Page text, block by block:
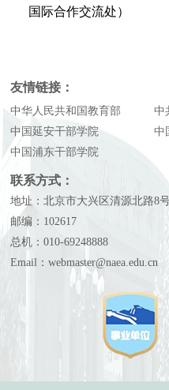
国际合作交流处）
友情链接：
中华人民共和国教育部
中
中国延安干部学院
中
中国浦东干部学院
联系方式：
地址：北京市大兴区清源北路8
邮编：102617
总机：010-69248888
Email：webmaster@naea.edu.cn